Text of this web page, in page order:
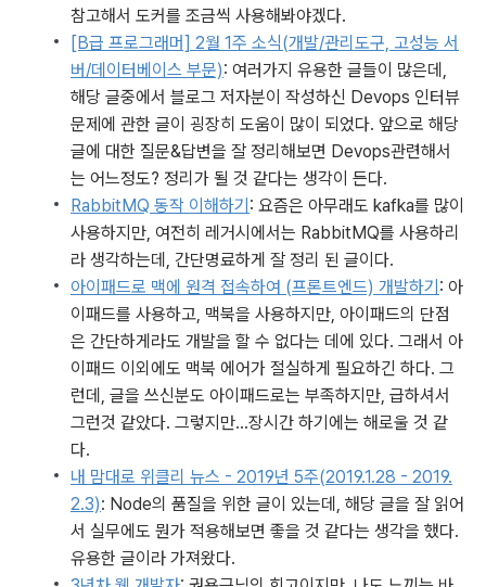
참고해서 도커를 조금씩 사용해봐야겠다.
[B급 프로그래머] 2월 1주 소식(개발/관리도구, 고성능 서
버/데이터베이스 부문): 여러가지 유용한 글들이 많은데,
해당 글중에서 블로그 저자분이 작성하신 Devops 인터뷰
문제에 관한 글이 굉장히 도움이 많이 되었다. 앞으로 해당
글에 대한 질문&답변을 잘 정리해보면 Devops관련해서
는 어느정도? 정리가 될 것 같다는 생각이 든다.
RabbitMQ 동작 이해하기 : 요즘은 아무래도 kafka를 많이
사용하지만, 여전히 레거시에서는 RabbitMQ를 사용하리
라 생각하는데, 간단명료하게 잘 정리 된 글이다.
아이패드로 맥에 원격 접속하여 (프론트엔드) 개발하기 : 아
이패드를 사용하고, 맥북을 사용하지만, 아이패드의 단점
은 간단하게라도 개발을 할 수 없다는 데에 있다. 그래서 아
이패드 이외에도 맥북 에어가 절실하게 필요하긴 하다. 그
런데, 글을 쓰신분도 아이패드로는 부족하지만, 급하셔서
그런것 같았다. 그렇지만...장시간 하기에는 해로울 것 같
다.
내 맘대로 위클리 뉴스 - 2019년 5주(2019.1.28 - 2019.
2.3): Node의 품질을 위한 글이 있는데, 해당 글을 잘 읽어
서 실무에도 뭔가 적용해보면 좋을 것 같다는 생각을 했다.
유용한 글이라 가져왔다.